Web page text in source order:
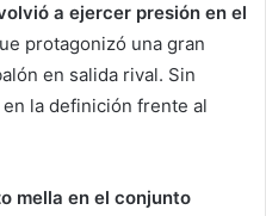
a ejercer presión en el
protagonizó una gran
en salida rival. Sin
la definición frente al
mella en el conjunto